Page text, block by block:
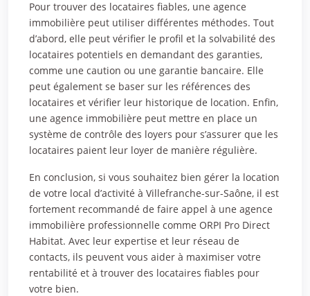
Pour trouver des locataires fiables, une agence
immobilière peut utiliser différentes méthodes. Tout
d’abord, elle peut vérifier le profil et la solvabilité des
locataires potentiels en demandant des garanties,
comme une caution ou une garantie bancaire. Elle
peut également se baser sur les références des
locataires et vérifier leur historique de location. Enfin,
une agence immobilière peut mettre en place un
système de contrôle des loyers pour s’assurer que les
locataires paient leur loyer de manière régulière.
En conclusion, si vous souhaitez bien gérer la location
de votre local d’activité à Villefranche-sur-Saône, il est
fortement recommandé de faire appel à une agence
immobilière professionnelle comme ORPI Pro Direct
Habitat. Avec leur expertise et leur réseau de
contacts, ils peuvent vous aider à maximiser votre
rentabilité et à trouver des locataires fiables pour
votre bien.